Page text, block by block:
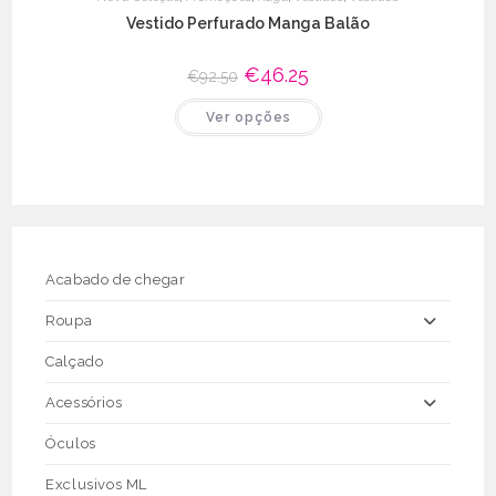
Vestido Perfurado Manga Balão
€92.50 O
preço
original
era:
€92.50.
€46.25
atual
€46.25.
Ver opções
product
Acabado de chegar
Roupa
Calçado
Acessórios
Óculos
Exclusivos ML